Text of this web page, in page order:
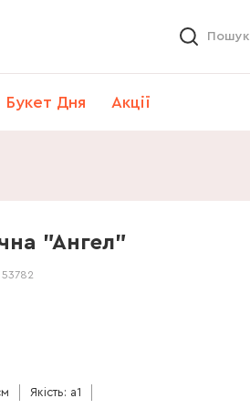
Пошук
Букет Дня Акції
"Ангел"
53782
Якість: a1